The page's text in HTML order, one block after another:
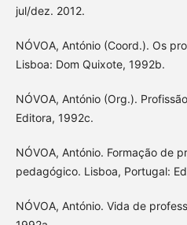
jul/dez. 2012.
NÓVOA, António (Coord.). Os
Lisboa: Dom Quixote, 1992b.
NÓVOA, António (Org.).
Editora, 1992c.
NÓVOA, António. Formação de
pedagógico. Lisboa, Portugal:
NÓVOA, António. Vida de